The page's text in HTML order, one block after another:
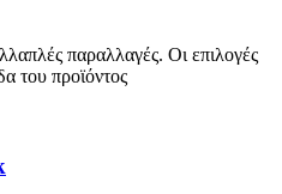
παραλλαγές. Οι επιλογές
του προϊόντος